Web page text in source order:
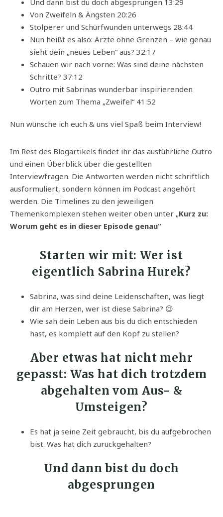
Und dann bist du doch abgesprungen 13:29
Von Zweifeln & Ängsten 20:26
Stolperer und Schürfwunden unterwegs 28:44
Nun heißt es also: Ärzte ohne Grenzen – wie genau
sieht dein „neues Leben“ aus? 32:17
Schauen wir nach vorne: Was sind deine nächsten
Schritte? 37:12
Outro mit Sabrinas wunderbar inspirierenden
Worten zum Thema „Zweifel“ 41:52
Nun wünsche ich euch & uns viel Spaß beim Interview!
Im Rest des Blogartikels findet ihr das ausführliche Outro
und einen Überblick über die gestellten
Interviewfragen. Die Antworten werden nicht schriftlich
ausformuliert, sondern können im Podcast angehört
werden. Die Timelines zu den jeweiligen
Themenkomplexen stehen weiter oben unter „Kurz zu:
Worum geht es in dieser Episode genau“
Starten wir mit: Wer ist
eigentlich Sabrina Hurek?
Sabrina, was sind deine Leidenschaften, was liegt
dir am Herzen, wer ist diese Sabrina? 😉
Wie sah dein Leben aus bis du dich entschieden
hast, es komplett auf den Kopf zu stellen?
Aber etwas hat nicht mehr
gepasst: Was hat dich trotzdem
abgehalten vom Aus- &
Umsteigen?
Es hat ja seine Zeit gebraucht, bis du aufgebrochen
bist. Was hat dich zurückgehalten?
Und dann bist du doch
abgesprungen